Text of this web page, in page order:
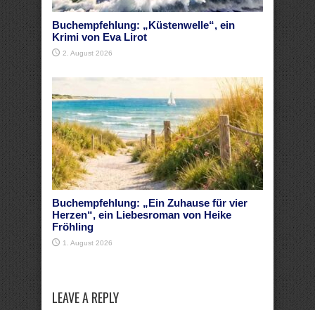
Buchempfehlung: „Küstenwelle“, ein
Krimi von Eva Lirot
2. August 2026
Buchempfehlung: „Ein Zuhause für vier
Herzen“, ein Liebesroman von Heike
Fröhling
1. August 2026
LEAVE A REPLY